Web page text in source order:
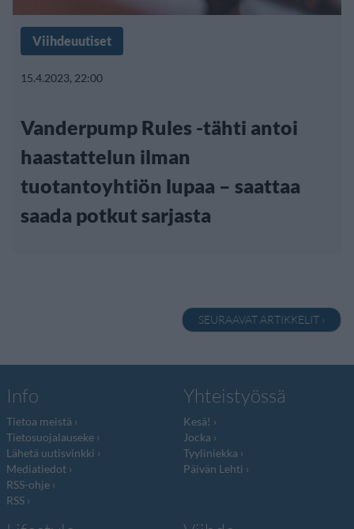
Viihdeuutiset
15.4.2023, 22:00
Vanderpump Rules -tähti antoi
haastattelun ilman
tuotantoyhtiön lupaa – saattaa
saada potkut sarjasta
SEURAAVAT ARTIKKELIT ›
Info
Tietoa meistä
Tietosuojalauseke
Lähetä uutisvinkki
Mediatiedot
RSS-ohje
RSS
Yhteistyössä
Kesä!
Jocka
Tyyliniekka
Päivän Lehti